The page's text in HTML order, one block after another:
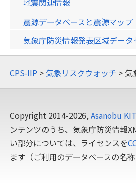
地震関連情報
震源データベースと震源マップ
気象庁防災情報発表区域データ
CPS-IIP >気象リスクウォッチ > 気
Copyright 2014-2026, Asanobu
ンテンツのうち、気象庁防災情報
い部分については、ライセンスを
ます（ご利用のデータベースの名称